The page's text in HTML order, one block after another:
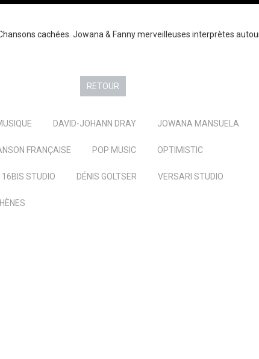
cachées. Jowana & Fanny merveilleuses interprètes
RETOUR
DAVID-JOHANN DRAY JOWANA MANSUELA
FRANÇAISE POP MUSIC OPTIMISTIC
16BIS STUDIO DÉNIS GOLTSER VERSARI STUDIO